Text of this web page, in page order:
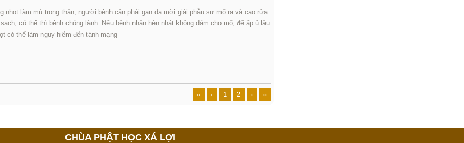
nhọt làm mủ trong thân, người bệnh cần phải gan dạ mời giải phẫu sư mổ ra và cạo rửa
có thế thì bệnh chóng lành. Nếu bệnh nhân hèn nhát không dám cho mổ, để ấp ủ lâu
có thể làm nguy hiểm đến tánh mạng
« ‹ 1 2 › »
CHÙA PHẬT HỌC XÁ LỢI